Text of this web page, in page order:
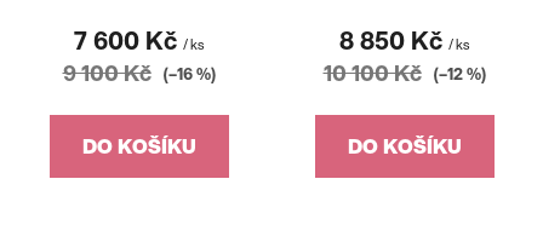
7 600 Kč / ks
9 100 Kč (–16 %)
DO KOŠÍKU
8 850 Kč / ks
10 100 Kč (–12 %)
DO KOŠÍKU